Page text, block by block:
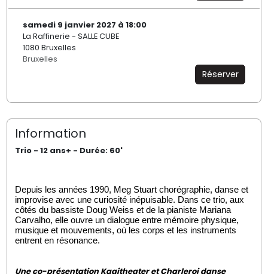
samedi 9 janvier 2027 à 18:00
La Raffinerie - SALLE CUBE
1080 Bruxelles
Bruxelles
Réserver
Information
Trio - 12 ans+ - Durée: 60'
Depuis les années 1990, Meg Stuart chorégraphie, danse et
improvise avec une curiosité inépuisable. Dans ce trio, aux
côtés du bassiste Doug Weiss et de la pianiste Mariana
Carvalho, elle ouvre un dialogue entre mémoire physique,
musique et mouvements, où les corps et les instruments
entrent en résonance.
Une co-présentation Kaaitheater et Charleroi danse